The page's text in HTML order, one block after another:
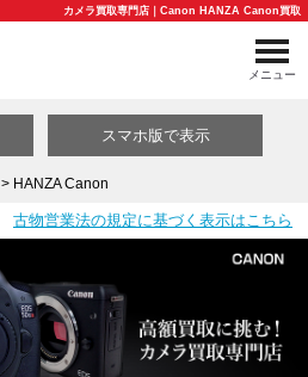
カメラ買取専門店｜Canon HANZA Canon買取
メニュー
スマホ版で表示
> HANZA Canon
古物営業法の規定に基づく表示はこちら